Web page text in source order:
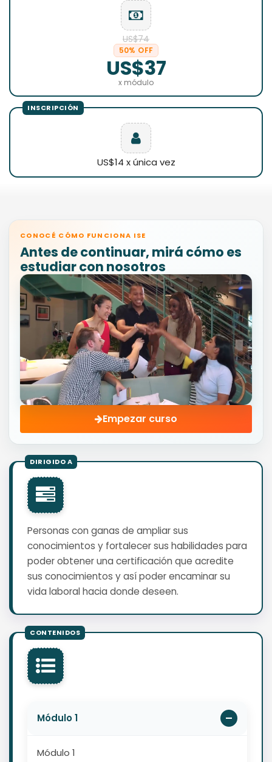
US$74
50% OFF
US$37
x módulo
US$14 x única vez
CONOCÉ CÓMO FUNCIONA ISE
Antes de continuar, mirá cómo es
estudiar con nosotros
Empezar curso
Personas con ganas de ampliar sus
conocimientos y fortalecer sus habilidades para
poder obtener una certificación que acredite
sus conocimientos y así poder encaminar su
vida laboral hacia donde deseen.
Módulo 1
Módulo 1